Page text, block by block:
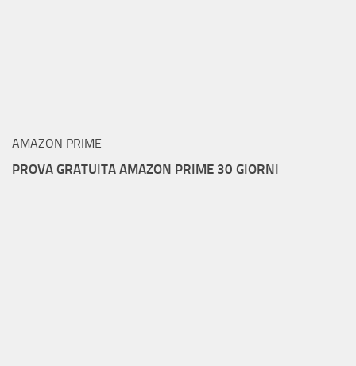
AMAZON PRIME
PROVA GRATUITA AMAZON PRIME 30 GIORNI